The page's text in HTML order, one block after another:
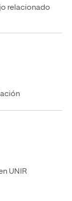
relacionado
UNIR